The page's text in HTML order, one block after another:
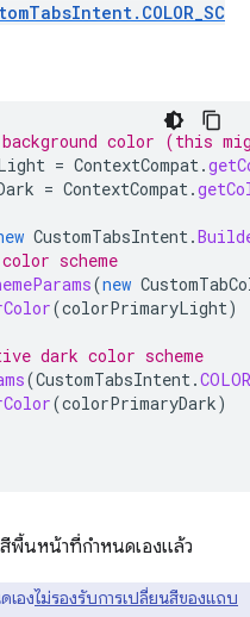
color (this
= ContextCompat.
= ContextCompat.
CustomTabsIntent.
scheme
(new
(colorPrimaryLight)
dark color scheme
(CustomTabsIntent.
(colorPrimaryDark)
นหน้าที่กำหนดเองแล้ว
เองไม่รองรับการเปลี่ยนสีของแถบ